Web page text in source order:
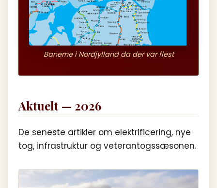
Banerne i Nordjylland da der var flest
Aktuelt — 2026
De seneste artikler om elektrificering, nye
tog, infrastruktur og veterantogssæsonen.